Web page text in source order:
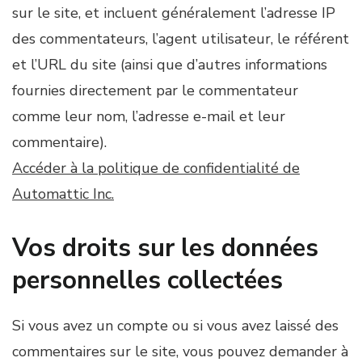
sur le site, et incluent généralement l’adresse IP
des commentateurs, l’agent utilisateur, le référent
et l’URL du site (ainsi que d’autres informations
fournies directement par le commentateur
comme leur nom, l’adresse e-mail et leur
commentaire).
Accéder à la politique de confidentialité de
Automattic Inc.
Vos droits sur les données
personnelles collectées
Si vous avez un compte ou si vous avez laissé des
commentaires sur le site, vous pouvez demander à